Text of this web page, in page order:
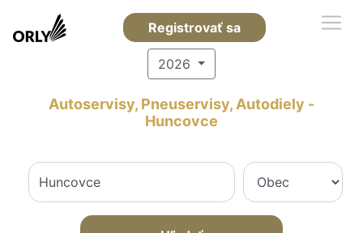
Registrovať sa
2026
Autoservisy, Pneuservisy, Autodiely -
Huncovce